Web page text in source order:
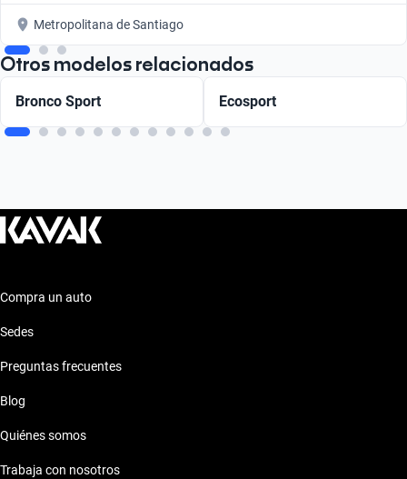
Metropolitana de Santiago
Otros modelos relacionados
Bronco Sport Ecosport
Compra un auto
Sedes
Preguntas frecuentes
Blog
Quiénes somos
Trabaja con nosotros